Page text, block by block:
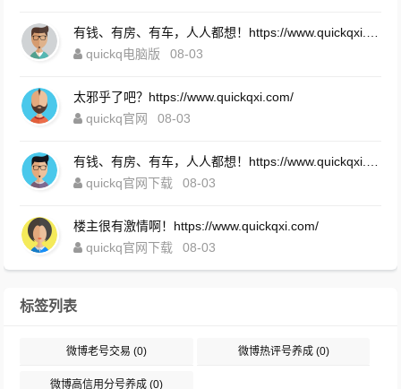
quickq电脑版
08-03
太邪乎了吧？https://www.quickqxi.com/
quickq官网
08-03
quickq官网下载
08-03
楼主很有激情啊！https://www.quickqxi.com/
quickq官网下载
08-03
标签列表
微博老号交易 (0) 微博热评号养成(0)
微博高信用分号养成 (0)